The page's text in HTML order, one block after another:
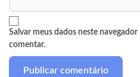
Salvar meus dados neste
comentar.